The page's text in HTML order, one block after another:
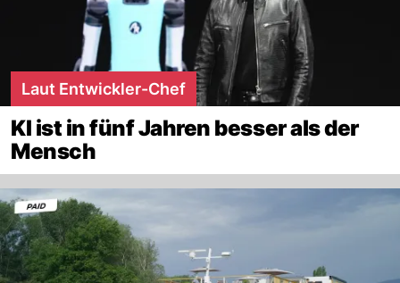
Laut Entwickler-Chef
KI ist in fünf Jahren besser als der
Mensch